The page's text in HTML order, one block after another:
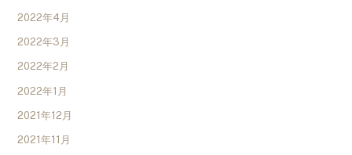
2022年4月
2022年3月
2022年2月
2022年1月
2021年12月
2021年11月